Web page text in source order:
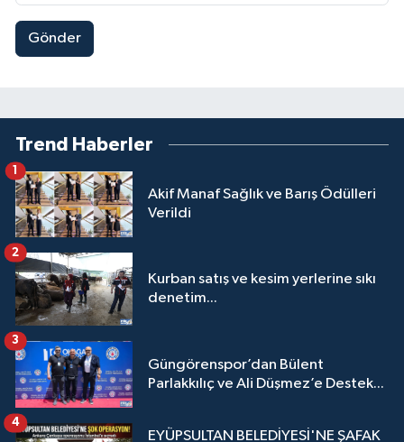
Gönder
Trend Haberler
Akif Manaf Sağlık ve Barış Ödülleri
Verildi
1
Kurban satış ve kesim yerlerine sıkı
denetim...
2
Güngörenspor’dan Bülent
Parlakkılıç ve Ali Düşmez’e Destek...
3
EYÜPSULTAN BELEDİYESİ'NE ŞAFAK
4